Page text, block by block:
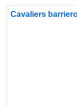
Cavaliers